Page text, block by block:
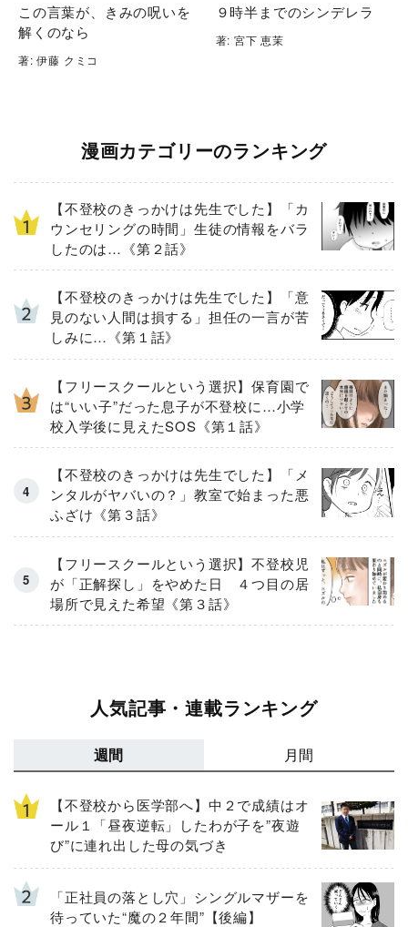
この言葉が、きみの呪いを
解くのなら
著: 伊藤 クミコ
９時半までのシンデレラ
著: 宮下 恵茉
漫画カテゴリーのランキング
【不登校のきっかけは先生でした】「カ
ウンセリングの時間」生徒の情報をバラ
したのは…《第２話》
【不登校のきっかけは先生でした】「意
見のない人間は損する」担任の一言が苦
しみに…《第１話》
【フリースクールという選択】保育園で
は“いい子”だった息子が不登校に…小学
校入学後に見えたSOS《第１話》
【不登校のきっかけは先生でした】「メ
ンタルがヤバいの？」教室で始まった悪
ふざけ《第３話》
【フリースクールという選択】不登校児
が「正解探し」をやめた日 ４つ目の居
場所で見えた希望《第３話》
人気記事・連載ランキング
週間 月間
【不登校から医学部へ】中２で成績はオ
ール１「昼夜逆転」したわが子を”夜遊
び”に連れ出した母の気づき
「正社員の落とし穴」シングルマザーを
待っていた“魔の２年間”【後編】